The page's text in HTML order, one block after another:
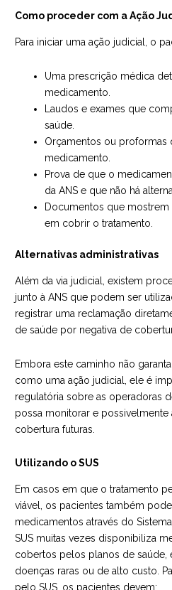
Como proceder com a Ação
Para iniciar uma ação judicial, o
Uma prescrição médica
medicamento.
Laudos e exames que
saúde.
Orçamentos ou
medicamento.
Prova de que o
da ANS e que não há
Documentos que
em cobrir o tratamento.
Alternativas administrativas
Além da via judicial, existem
junto à ANS que podem ser
registrar uma reclamação
de saúde por negativa de
Embora este caminho não
como uma ação judicial, ele é
regulatória sobre as operadoras
possa monitorar e possivelmente
cobertura futuras.
Utilizando o SUS
Em casos em que o tratamento
viável, os pacientes também
medicamentos através do
SUS muitas vezes disponibiliza
cobertos pelos planos de saúde,
doenças raras ou de alto custo.
pelo SUS, os pacientes devem: